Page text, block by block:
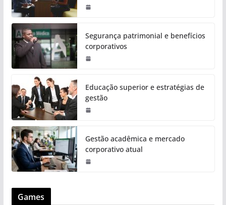
Segurança patrimonial e benefícios
corporativos
Educação superior e estratégias de
gestão
Gestão acadêmica e mercado
corporativo atual
Games